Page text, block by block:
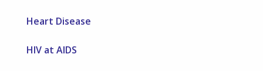
Heart Disease
HIV at AIDS